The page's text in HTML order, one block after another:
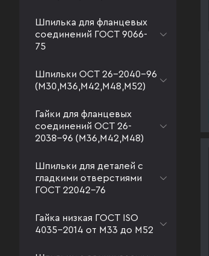
Шпилька для фланцевых
соединений ГОСТ 9066-
75
Шпильки ОСТ 26-2040-96
(М30,М36,М42,М48,М52)
Гайки для фланцевых
соединений ОСТ 26-
2038-96 (М36,М42,М48)
Шпильки для деталей с
гладкими отверстиями
ГОСТ 22042-76
Гайка низкая ГОСТ ISO
4035-2014 от М33 до М52